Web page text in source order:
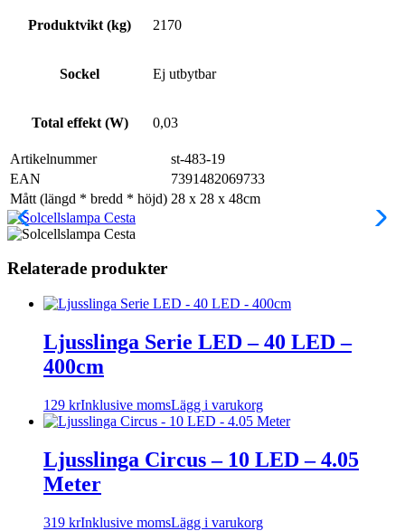
Produktvikt (kg) 2170
Sockel Ej utbytbar
Total effekt (W) 0,03
Artikelnummer
st-483-19
EAN
7391482069733
Mått (längd * bredd * höjd) 28 x 28 x 48cm
Relaterade produkter
Ljusslinga Serie LED – 40 LED –
400cm
129 krInklusive momsLägg i varukorg
Ljusslinga Circus – 10 LED – 4.05
Meter
319 krInklusive momsLägg i varukorg